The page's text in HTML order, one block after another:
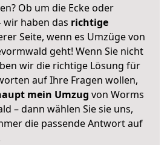
Ob um die Ecke oder
haben das richtige
Seite, wenn es Umzüge von
geht! Wenn Sie nicht
wir die richtige Lösung für
auf Ihre Fragen wollen,
mein Umzug von Worms
– dann wählen Sie sie uns,
die passende Antwort auf